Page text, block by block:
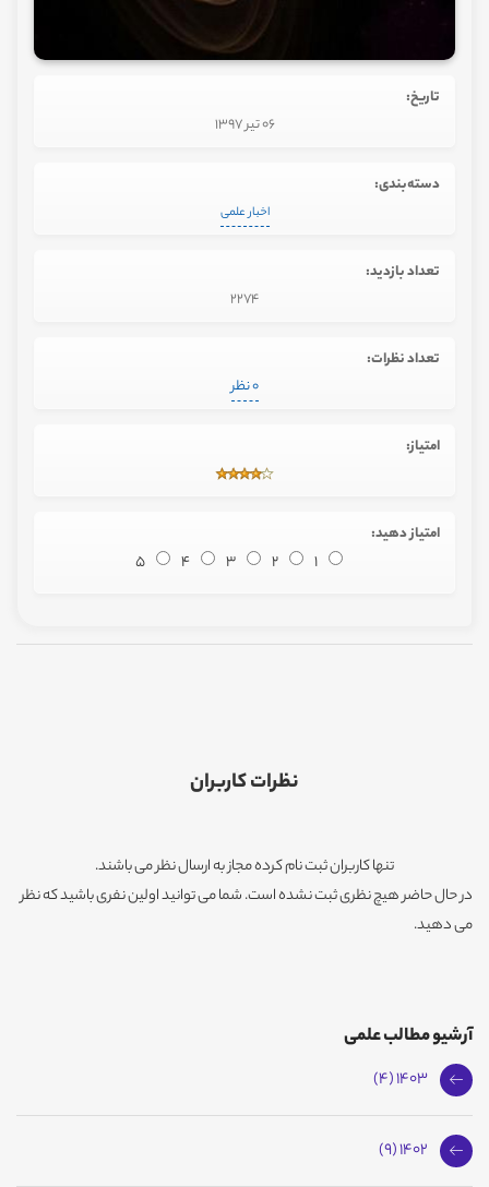
تاریخ:
06 تیر 1397
دسته‌بندی:
اخبار علمی
تعداد بازدید:
2274
تعداد نظرات:
0 نظر
امتیاز:
امتیاز دهید:
1
2
3
4
5
نظرات کاربران
تنها کاربران ثبت نام کرده مجاز به ارسال نظر می باشند.
در حال حاضر هیچ نظری ثبت نشده است. شما می توانید اولین نفری باشید که نظر
می دهید.
آرشیو مطالب علمی
1403 (4)
1402 (9)